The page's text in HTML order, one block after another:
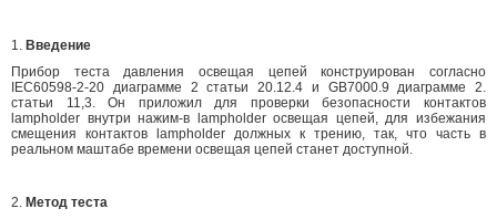
1. Введение
Прибор теста давления освещая цепей конструирован согласно
IEC60598-2-20 диаграмме 2 статьи 20.12.4 и GB7000.9 диаграмме 2.
статьи 11,3. Он приложил для проверки безопасности контактов
lampholder внутри нажим-в lampholder освещая цепей, для избежания
смещения контактов lampholder должных к трению, так, что часть в
реальном маштабе времени освещая цепей станет доступной.
2. Метод теста